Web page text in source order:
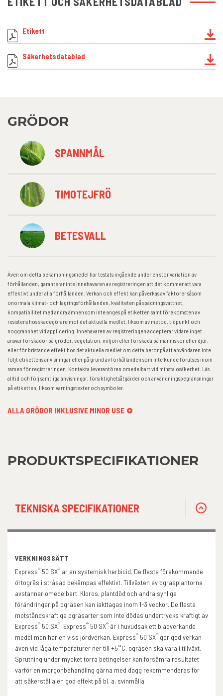
Etikett
Säkerhetsdatablad
GRÖDOR
SPANNMÅL
TIMOTEJFRÖ
BETESVALL
Även om detta bekämpningsmedel har testats ingående under en stor variation av
förhållanden, garanterar inte innehavaren av registreringen att det kommer att vara
effektivt under alla förhållanden. Verkan och effekt kan påverkas av faktorer såsom
onormala klimat- och lagringsförhållanden, kvaliteten på spädningsvattnet,
kompatibilitet med andra ämnen som inte anges på etiketten samt förekomsten av
resistens hos skadegörare mot det aktuella medlet, liksom av metod, tidpunkt och
noggrannhet vid applicering. Innehavaren av registreringen accepterar vidare inget
ansvar för skador på grödor, vegetation, miljön eller för skada på människor eller djur,
eller för bristande effekt hos det aktuella medlet om detta beror på att användaren inte
följt etikettens anvisningar eller på grund av förhållanden som inte kunde förutses inom
ramen för registreringen. Kontakta leverantören omedelbart vid minsta osäkerhet. Läs
alltid och följ samtliga anvisningar, försiktighetsåtgärder och användningsbegränsningar
på etiketten, liksom varningstexter och symboler.
ALLA GRÖDOR INKLUSIVE MINOR USE
PRODUKTSPECIFIKATIONER
TEKNISKA SPECIFIKATIONER
VERKNINGSSÄTT
Express® 50 SX® är en systemisk herbicid. De flesta förekommande
örtogräs i stråsäd bekämpas effektivt. Tillväxten av ogräsplantorna
avstannar omedelbart. Kloros, plantdöd och andra synliga
förändringar på ogräsen kan iakttagas inom 1-3 veckor. De flesta
motståndskraftiga ogräsarter som inte dödas undertrycks kraftigt av
Express® 50 SX®. Express® 50 SX® är i huvudsak ett bladverkande
medel men har en viss jordverkan. Express® 50 SX® ger god verkan
även vid låga temperaturer ner till +5°C, ogräsen ska vara i tillväxt.
Sprutning under mycket torra betingelser kan försämra resultatet
varför en morgonbehandling gärna med dagg rekommenderas för
att säkerställa en god effekt på bl. a. svinmålla